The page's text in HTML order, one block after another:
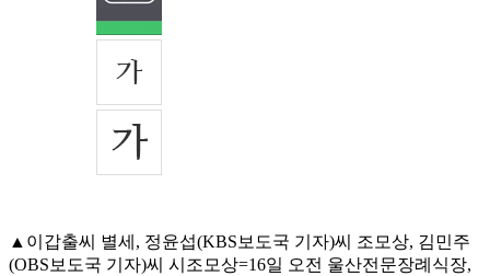
▲이갑출씨 별세, 정윤섭(KBS보도국 기자)씨 조모상, 김민주
(OBS보도국 기자)씨 시조모상=16일 오전 울산전문장례식장,